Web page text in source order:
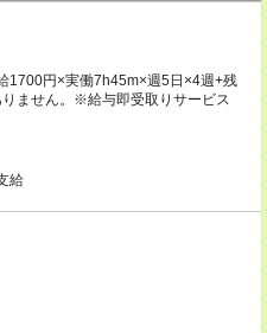
円×実働7h45m×週5日×4週+残
ません。※給与即受取りサービス
給